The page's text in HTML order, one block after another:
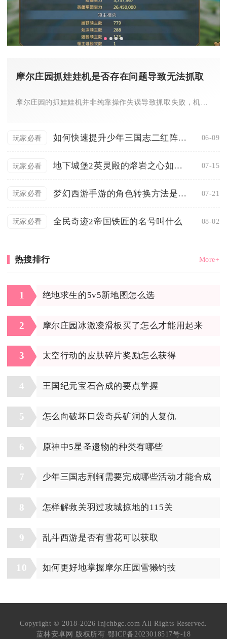
摩尔庄园抓娃娃机是否存在问题导致无法抓取
玩家必看 如何快速提升少年三国志二红阵容的战力 06-09
玩家必看 地下城堡2英灵殿的熔岩之心如何通关 07-15
玩家必看 梦幻西游手游的角色转换方法是什么 07-21
玩家必看 全民奇迹2帝国铁匠的名号叫什么 08-02
热搜排行 More+
1 绝地求生的5v5新地图怎么选
2 摩尔庄园冰激凌滑板买了怎么才能用起来
3 太空行动的皮肤碎片奖励怎么获得
4 王国纪元宝石合成的要点掌握
5 怎么向破坏口袋奇兵矿洞的人复仇
6 原神中5星圣遗物的种类有哪些
7 少年三国志荆轲需要完成哪些活动才能合成
8 怎样解救关羽过攻城掠地的115关
9 乱斗西游是否有雪花可以获取
10 如何更好地掌握摩尔庄园雪獭钓技
Copyright © 2018-2026 lnjchbgc.com All Rights Reserved.
蓝林安卓网 版权所有鄂ICP备2023018517号-18